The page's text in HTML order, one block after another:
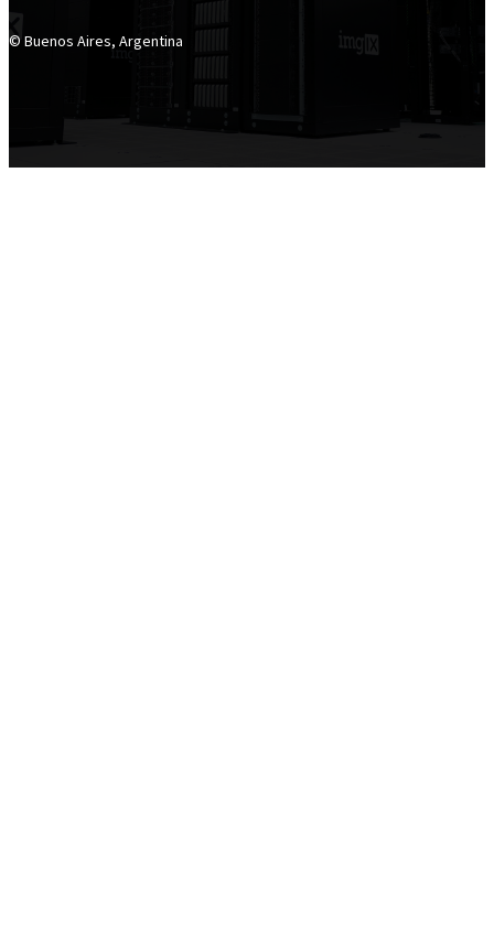
© Buenos Aires, Argentina